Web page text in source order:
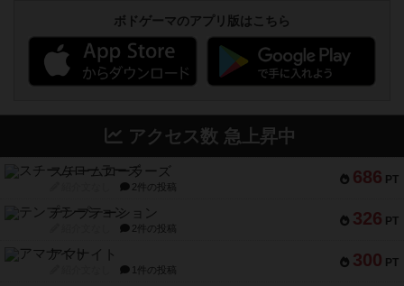
ボドゲーマのアプリ版はこちら
アクセス数 急上昇中
686 PT
スチームローラーズ
2件の投稿
326 PT
テンプテーション
2件の投稿
300 PT
アマナイト
1件の投稿